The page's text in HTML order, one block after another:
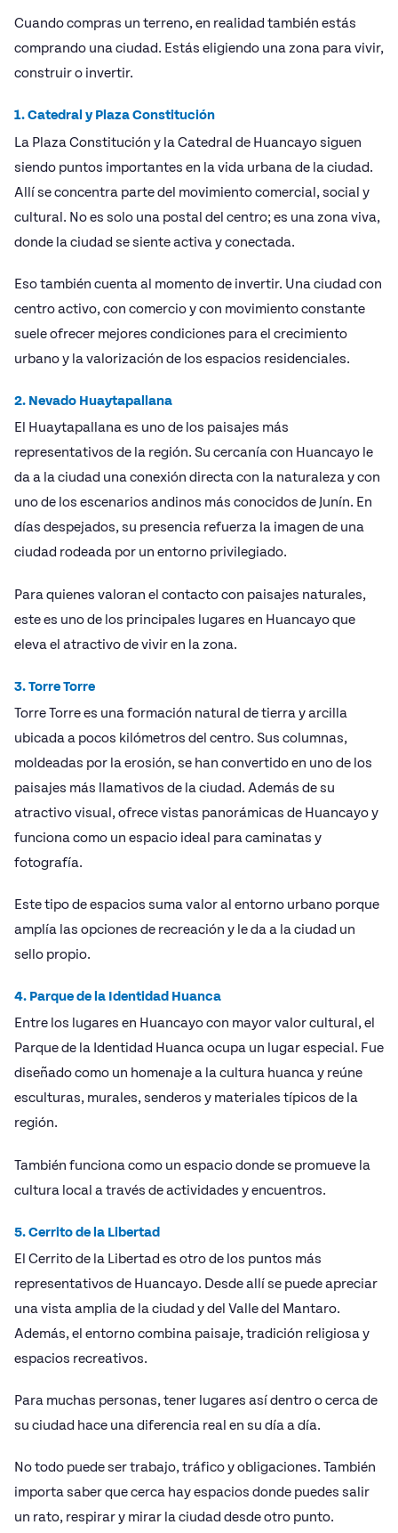
Cuando compras un terreno, en realidad también estás
comprando una ciudad. Estás eligiendo una zona para vivir,
construir o invertir.
1. Catedral y Plaza Constitución
La Plaza Constitución y la Catedral de Huancayo siguen
siendo puntos importantes en la vida urbana de la ciudad.
Allí se concentra parte del movimiento comercial, social y
cultural. No es solo una postal del centro; es una zona viva,
donde la ciudad se siente activa y conectada.
Eso también cuenta al momento de invertir. Una ciudad con
centro activo, con comercio y con movimiento constante
suele ofrecer mejores condiciones para el crecimiento
urbano y la valorización de los espacios residenciales.
2. Nevado Huaytapallana
El Huaytapallana es uno de los paisajes más
representativos de la región. Su cercanía con Huancayo le
da a la ciudad una conexión directa con la naturaleza y con
uno de los escenarios andinos más conocidos de Junín. En
días despejados, su presencia refuerza la imagen de una
ciudad rodeada por un entorno privilegiado.
Para quienes valoran el contacto con paisajes naturales,
este es uno de los principales lugares en Huancayo que
eleva el atractivo de vivir en la zona.
3. Torre Torre
Torre Torre es una formación natural de tierra y arcilla
ubicada a pocos kilómetros del centro. Sus columnas,
moldeadas por la erosión, se han convertido en uno de los
paisajes más llamativos de la ciudad. Además de su
atractivo visual, ofrece vistas panorámicas de Huancayo y
funciona como un espacio ideal para caminatas y
fotografía.
Este tipo de espacios suma valor al entorno urbano porque
amplía las opciones de recreación y le da a la ciudad un
sello propio.
4. Parque de la Identidad Huanca
Entre los lugares en Huancayo con mayor valor cultural, el
Parque de la Identidad Huanca ocupa un lugar especial. Fue
diseñado como un homenaje a la cultura huanca y reúne
esculturas, murales, senderos y materiales típicos de la
región.
También funciona como un espacio donde se promueve la
cultura local a través de actividades y encuentros.
5. Cerrito de la Libertad
El Cerrito de la Libertad es otro de los puntos más
representativos de Huancayo. Desde allí se puede apreciar
una vista amplia de la ciudad y del Valle del Mantaro.
Además, el entorno combina paisaje, tradición religiosa y
espacios recreativos.
Para muchas personas, tener lugares así dentro o cerca de
su ciudad hace una diferencia real en su día a día.
No todo puede ser trabajo, tráfico y obligaciones. También
importa saber que cerca hay espacios donde puedes salir
un rato, respirar y mirar la ciudad desde otro punto.